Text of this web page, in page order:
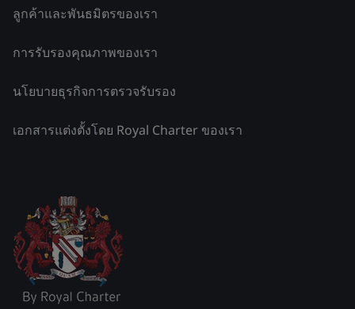
ลูกค้าและพันธมิตรของเรา
การรับรองคุณภาพของเรา
นโยบายธุรกิจการตรวจรับรอง
เอกสารแต่งตั้งโดย Royal Charter ของเรา